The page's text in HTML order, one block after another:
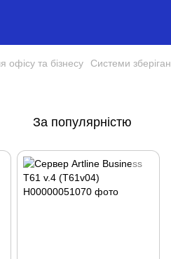
офісу та бізнесу Системи
За популярністю